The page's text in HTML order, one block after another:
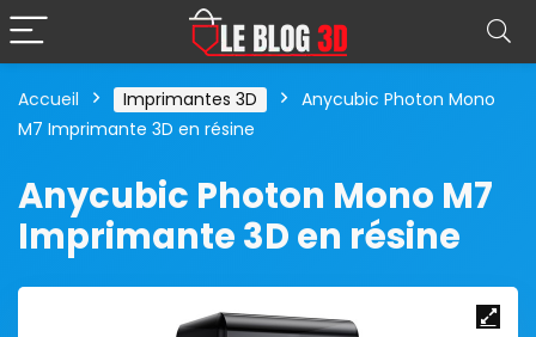
Accueil Imprimantes 3D
Anycubic Photon Mono
M7 Imprimante 3D en résine
Anycubic Photon Mono M7
Imprimante 3D en résine